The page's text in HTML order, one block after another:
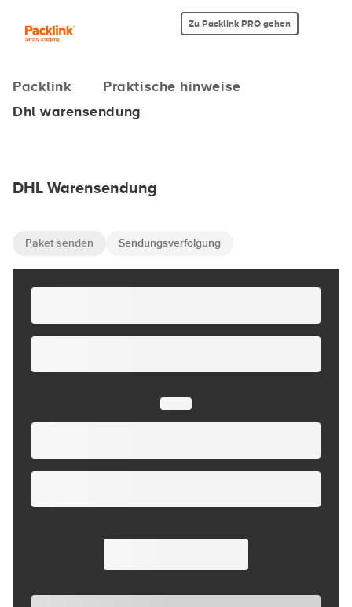
Zu Packlink PRO gehen
Packlink
Praktische hinweise
Dhl warensendung
DHL Warensendung
Paket senden Sendungsverfolgung